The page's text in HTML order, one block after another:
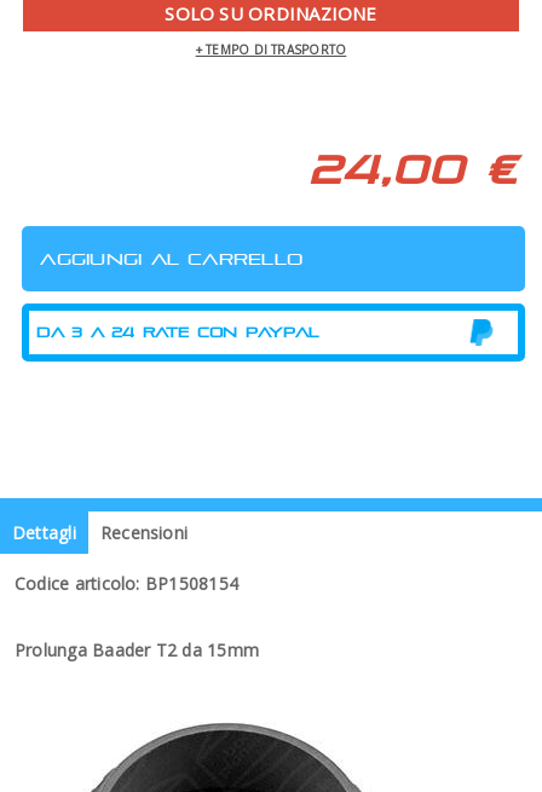
SOLO SU ORDINAZIONE
+ TEMPO DI TRASPORTO
24,00 €
Dettagli Recensioni
Codice articolo: BP1508154
Prolunga Baader T2 da 15mm